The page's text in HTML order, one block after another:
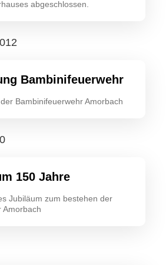
abgeschlossen.
Bambinifeuerwehr
Bambinifeuerwehr Amorbach
150 Jahre
Jubiläum zum bestehen der
Amorbach